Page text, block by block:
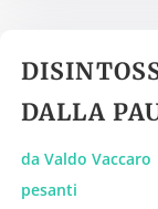
DALLA
da Valdo Vaccaro
pesanti